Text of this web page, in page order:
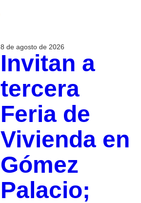
8 de agosto de 2026
Invitan a
tercera
Feria de
Vivienda en
Gómez
Palacio;